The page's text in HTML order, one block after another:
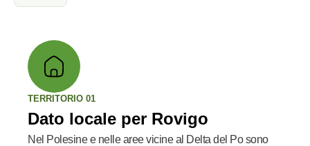
TERRITORIO 01
Dato locale per Rovigo
Nel Polesine e nelle aree vicine al Delta del Po sono